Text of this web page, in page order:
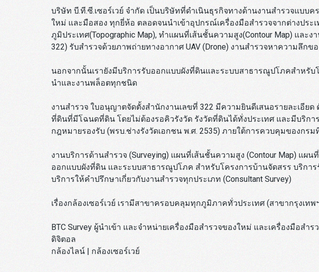
บริษัท บี.ที.ซี.เซอร์เวย์ จำกัด เป็นบริษัทที่ดำเนินธุรกิจทางด้านงานสำรวจแบบ
ใหม่ และมือสอง ทุกยี่ห้อ ตลอดจนนำเข้าอุปกรณ์เครื่องมือสำรวจจากต่างประ
ภูมิประเทศ(Topographic Map), ทำแผนที่เส้นชั้นความสูง(Contour Map) แล
322) รับสำรวจด้วยภาพถ่ายทางอากาศ UAV (Drone) งานสำรวจหาความลึกขอ
นอกจากนั้นเรายังมีบริการรับออกแบบผังที่ดินและระบบสาธารณูปโภคสำหรั
นำและงานพล็อตทุกชนิด
งานสำรวจ ใบอนุญาตจัดตั้งสำนักงานเลขที่ 322 มีความยินดีเสนอรายละเอีย
ที่ดินที่มีโฉนดที่ดิน โดยไม่ต้องรอคิวรังวัด รังวัดที่ดินได้ทั่งประเทศ และมีบริก
กฎหมายรองรับ (พรบ.ช่างรังวัดเอกชน พ.ศ. 2535) ภายใต้การควบคุมของกร
งานบริการด้านสำรวจ (Surveying) แผนที่เส้นชั้นความสูง (Contour Map) แผน
ออกแบบผังที่ดิน และระบบสาธารณูปโภค สำหรับโครงการบ้านจัดสรร บริการ
บริการให้คำปรึกษาเกี่ยวกับงานสำรวจทุกประเภท (Consultant Survey)
เรื่องกล้องเซอร์เวย์ เรามีสาขาครอบคลุมทุกภูมิภาคทั่วประเทศ (สาขากรุงเ
BTC Survey ผู้นำเข้า และจำหน่ายเครื่องมือสำรวจของใหม่ และเครื่องมือส
ดิจิตอล
กล้องไลน์ | กล้องเซอร์เวย์